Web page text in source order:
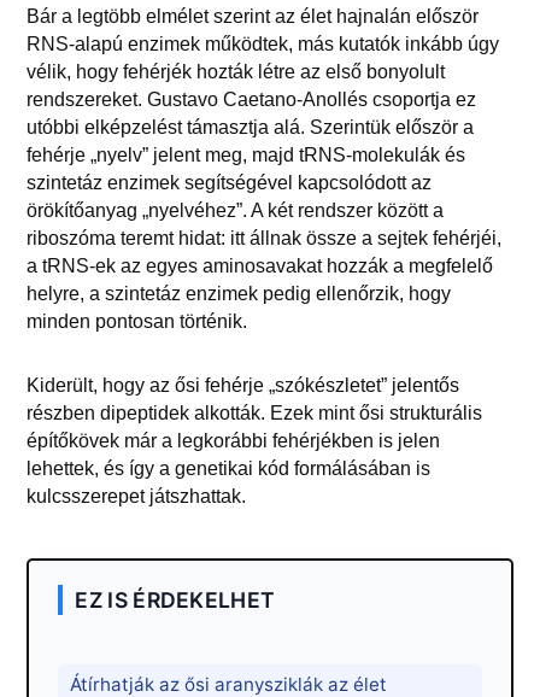
Bár a legtöbb elmélet szerint az élet hajnalán először
RNS-alapú enzimek működtek, más kutatók inkább úgy
vélik, hogy fehérjék hozták létre az első bonyolult
rendszereket. Gustavo Caetano-Anollés csoportja ez
utóbbi elképzelést támasztja alá. Szerintük először a
fehérje „nyelv” jelent meg, majd tRNS-molekulák és
szintetáz enzimek segítségével kapcsolódott az
örökítőanyag „nyelvéhez”. A két rendszer között a
riboszóma teremt hidat: itt állnak össze a sejtek fehérjéi,
a tRNS-ek az egyes aminosavakat hozzák a megfelelő
helyre, a szintetáz enzimek pedig ellenőrzik, hogy
minden pontosan történik.
Kiderült, hogy az ősi fehérje „szókészletet” jelentős
részben dipeptidek alkották. Ezek mint ősi strukturális
építőkövek már a legkorábbi fehérjékben is jelen
lehettek, és így a genetikai kód formálásában is
kulcsszerepet játszhattak.
EZ IS ÉRDEKELHET
Átírhatják az ősi aranysziklák az élet